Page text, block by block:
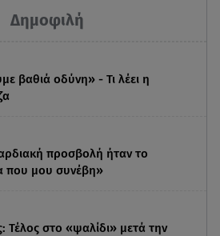
Δημοφιλή
βαθιά οδύνη» - Τι λέει η
προσβολή ήταν το
που μου συνέβη»
Τέλος στο «ψαλίδι» μετά την